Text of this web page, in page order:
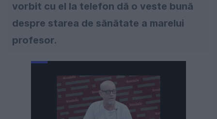
vorbit cu el la telefon dă o veste bună
despre starea de sănătate a marelui
profesor.